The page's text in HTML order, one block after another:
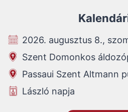
2026. augusztus 8.,
Szent Domonkos
Passaui Szent Altmann
László napja